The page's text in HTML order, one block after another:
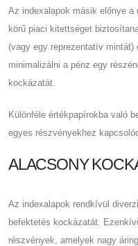
Az indexalapok másik előnye
körű piaci kitettséget
(vagy egy reprezentatív
minimalizálni a pénz egy
kockázatát.
Különféle értékpapírokba való
egyes részvényekhez
ALACSONY
Az indexalapok rendkívül
befektetés kockázatát.
részvények, amelyek nagy